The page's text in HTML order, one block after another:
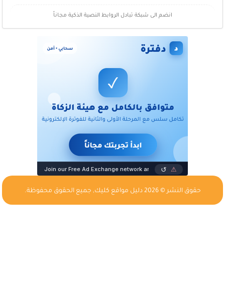
انضم الى شبكة تبادل الروابط النصية الذكية مجاناً
حقوق النشر © 2026 دليل مواقع كليك, جميع الحقوق محفوظة.